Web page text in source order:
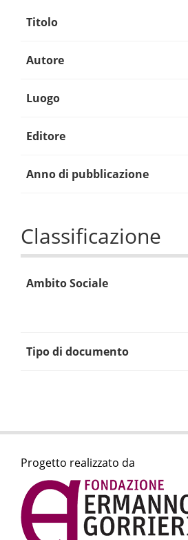
Titolo
Autore
Luogo
Editore
Anno di pubblicazione
Classificazione
Ambito Sociale
Tipo di documento
Progetto realizzato da